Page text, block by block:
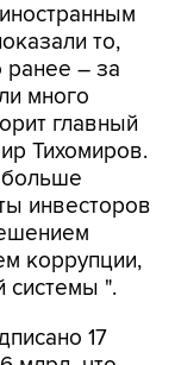
то,
ранее – за
много
главный
Тихомиров.
больше
инвесторов
коррупции,
системы ".
17